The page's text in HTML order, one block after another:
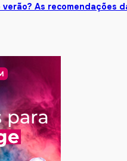
As recomendações